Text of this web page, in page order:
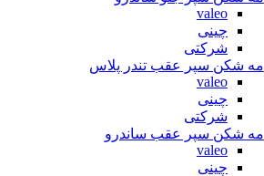
valeo
چینی
شرکتی
مه شکن سپر عقب تندر پلاس
valeo
چینی
شرکتی
مه شکن سپر عقب ساندرو
valeo
چینی